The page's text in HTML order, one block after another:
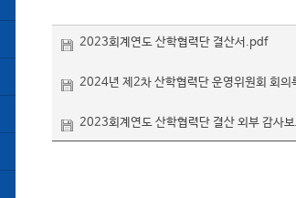
2023회계연도 산학협력단 결산서.pdf
2024년 제2차 산학협력단 운영위원회 회
2023회계연도 산학협력단 결산 외부 감사